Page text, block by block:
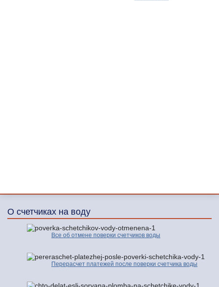
О счетчиках на воду
Все об отмене поверки счетчиков воды
Перерасчет платежей после поверки счетчика воды